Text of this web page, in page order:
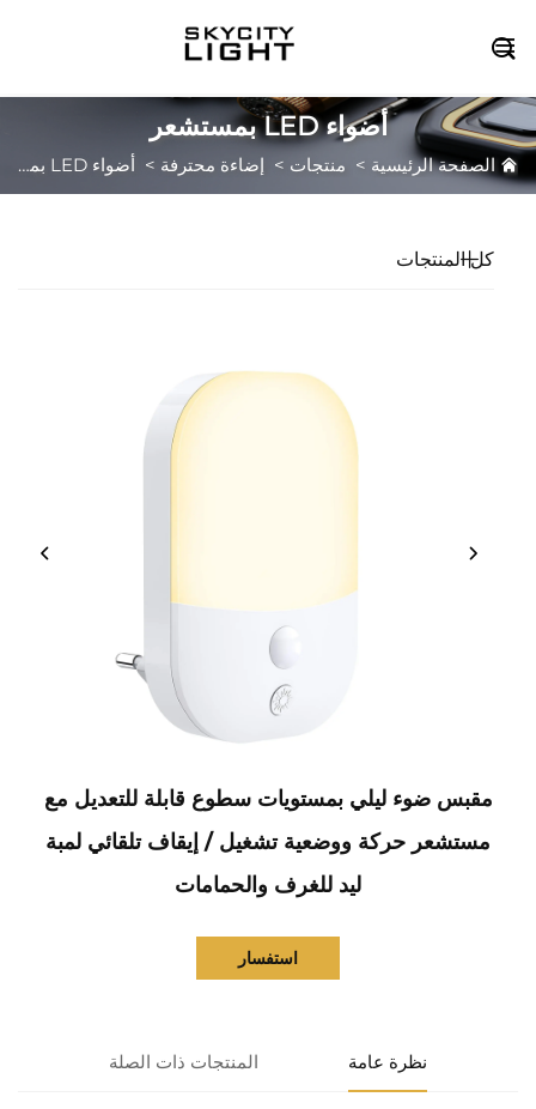

أضواء LED بمستشعر
الصفحة الرئيسية > منتجات > إضاءة محترفة > أضواء LED بمستشعر
كل المنتجات
مقبس ضوء ليلي بمستويات سطوع قابلة للتعديل مع
مستشعر حركة ووضعية تشغيل / إيقاف تلقائي لمبة
ليد للغرف والحمامات
استفسار
نظرة عامة المنتجات ذات الصلة